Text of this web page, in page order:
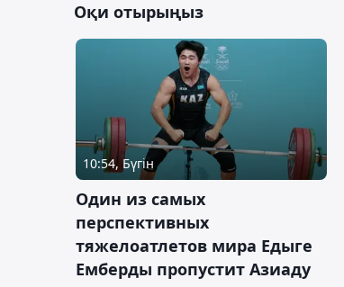
Оқи отырыңыз
10:54, Бүгін
Один из самых
перспективных
тяжелоатлетов мира Едыге
Емберды пропустит Азиаду